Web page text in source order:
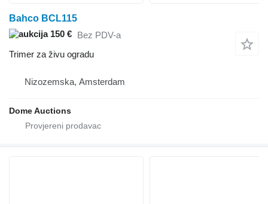
Bahco BCL115
150 € Bez PDV-a
Trimer za živu ogradu
Nizozemska, Amsterdam
Dome Auctions